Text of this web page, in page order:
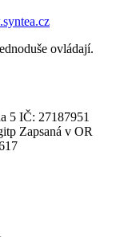
ovládají.
5 IČ: 27187951
Zapsaná v OR